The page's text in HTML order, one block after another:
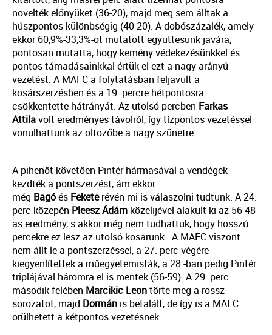
növelték előnyüket (36-20), majd meg sem álltak a
húszpontos különbségig (40-20). A dobószázalék, amely
ekkor 60,9%-33,3%-ot mutatott együttesünk javára,
pontosan mutatta, hogy kemény védekezésünkkel és
pontos támadásainkkal értük el ezt a nagy arányú
vezetést. A MAFC a folytatásban feljavult a
kosárszerzésben és a 19. percre hétpontosra
csökkentette hátrányát. Az utolsó percben Farkas
Attilavolt eredményes távolról, így tízpontos vezetéssel
vonulhattunk az öltözőbe a nagy szünetre.
A pihenőt követően Pintér hármasával a vendégek
kezdték a pontszerzést, ám ekkor
még Bagóés Feketerévén mi is válaszolni tudtunk. A 24.
perc közepén Pleesz Ádám közelijével alakult ki az 56-48-
as eredmény, s akkor még nem tudhattuk, hogy hosszú
percekre ez lesz az utolsó kosarunk. A MAFC viszont
nem állt le a pontszerzéssel, a 27. perc végére
kiegyenlítettek a műegyetemisták, a 28.-ban pedig Pintér
triplájával háromra el is mentek (56-59). A 29. perc
második felében Marcikic Leontörte meg a rossz
sorozatot, majd Dormán is betalált, de így is a MAFC
örülhetett a kétpontos vezetésnek.